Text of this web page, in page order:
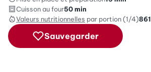
Cuisson au four50 min
Valeurs nutritionnelles par portion (1/4)861
Sauvegarder